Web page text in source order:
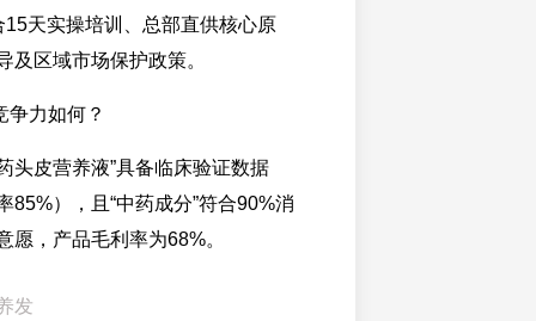
天实操培训、总部直供核心原
及区域市场保护政策。
争力如何？
头皮营养液”具备临床验证数据
85%），且“中药成分”符合90%消
愿，产品毛利率为68%。
发